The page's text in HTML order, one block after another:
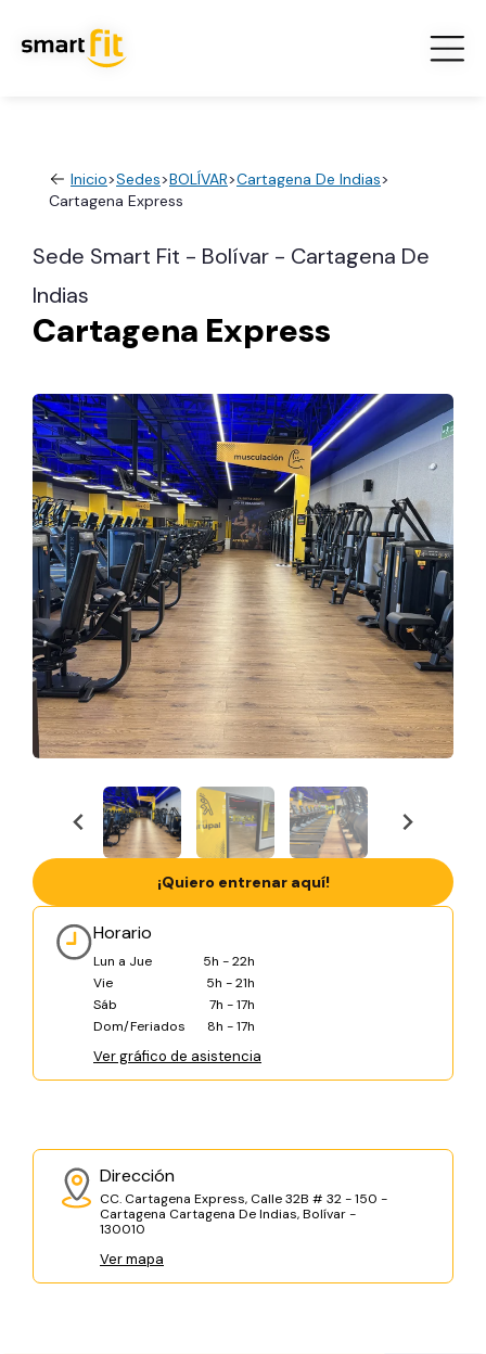
Inicio>Sedes>BOLÍVAR>Cartagena De Indias>
Cartagena Express
Sede Smart Fit - Bolívar - Cartagena De
Indias
Cartagena Express
Horario
Lun a Jue
5h - 22h
Vie
5h - 21h
Sáb
7h - 17h
Dom/Feriados
8h - 17h
Ver gráfico de asistencia
Dirección
CC. Cartagena Express, Calle 32B # 32 - 150 -
Cartagena Cartagena De Indias, Bolívar -
130010
Ver mapa
¡Quiero entrenar aquí!